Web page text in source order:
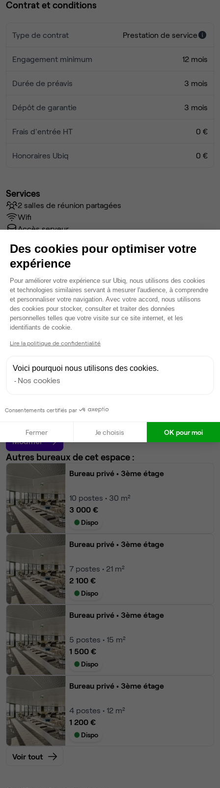
Contrat et conditions
Type de contrat Prestation de service
Engagement minimum 12 mois
Durée de préavis 3 mois
Dépôt de garantie 3 mois
Frais d'entrée HT 0 €
Honoraires Ubiq 0 €
Services
2 salles de réunion partagées
Wifi
Accès serveur
Fibre
Coin cafet'
Climatisation
Espace d'attente
Espace détente
Ménage
Voir plus
Bureau privé • 3ème étage
2 400 €
Modifier
Autres bureaux de cet espace :
Bureau privé • 3ème étage
10 postes • 30 m²
3 000 €
Dispo
Bureau privé • 3ème étage
7 postes • 21 m²
2 100 €
Dispo
Bureau privé • 3ème étage
5 postes • 15 m²
1 500 €
Dispo
Bureau privé • 3ème étage
4 postes • 12 m²
1 200 €
Dispo
Voir tout
Des cookies pour optimiser votre
expérience
Plateforme de Gestion du
Pour améliorer votre expérience sur Ubiq, nous utilisons des cookies
et technologies similaires servant à mesurer l'audience, à comprendre
et personnaliser votre navigation. Avec votre accord, nous utilisons
des cookies pour stocker, consulter et traiter des données
personnelles telles que votre visite sur ce site internet, et les
identifiants de cookie.
Lire la politique de confidentialité
Voici pourquoi nous utilisons des cookies.
Nos cookies
Consentements certifiés par
Fermer Je choisis OK pour moi